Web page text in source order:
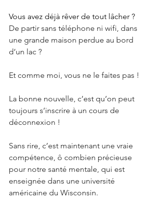
Vous avez déjà rêver de tout lâcher ?
De partir sans téléphone ni wifi, dans
une grande maison perdue au bord
d’un lac ?
Et comme moi, vous ne le faites pas !
La bonne nouvelle, c’est qu’on peut
toujours s’inscrire à un cours de
déconnexion !
Sans rire, c’est maintenant une vraie
compétence, ô combien précieuse
pour notre santé mentale, qui est
enseignée dans une université
américaine du Wisconsin.